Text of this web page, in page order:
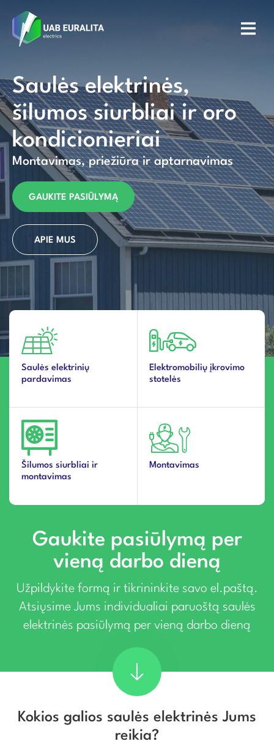
Saulės elektrinės,
šilumos siurbliai ir oro
kondicionieriai
Montavimas, priežiūra ir aptarnavimas
GAUKITE PASIŪLYMĄ
APIE MUS
Saulės elektrinių
pardavimas
Elektromobilių įkrovimo
stotelės
Šilumos siurbliai ir
montavimas
Montavimas
Gaukite pasiūlymą per
vieną darbo dieną
Užpildykite formą ir tikrininkite savo el.paštą.
Atsiųsime Jums individualiai paruoštą saulės
elektrinės pasiūlymą per vieną darbo dieną
Kokios galios saulės elektrinės Jums
reikia?